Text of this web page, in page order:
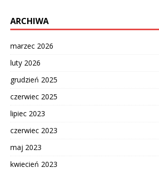
ARCHIWA
marzec 2026
luty 2026
grudzień 2025
czerwiec 2025
lipiec 2023
czerwiec 2023
maj 2023
kwiecień 2023